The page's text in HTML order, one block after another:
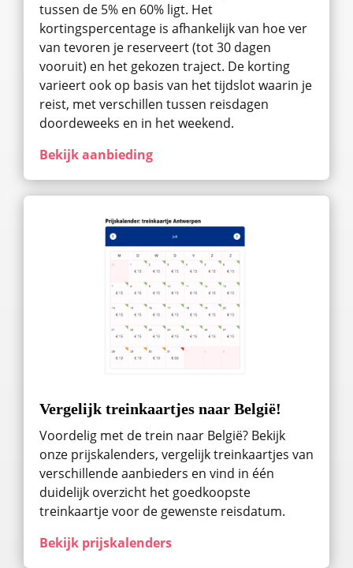
tussen de 5% en 60% ligt. Het
kortingspercentage is afhankelijk van hoe ver
van tevoren je reserveert (tot 30 dagen
vooruit) en het gekozen traject. De korting
varieert ook op basis van het tijdslot waarin je
reist, met verschillen tussen reisdagen
doordeweeks en in het weekend.
Bekijk aanbieding
Vergelijk treinkaartjes naar België!
Voordelig met de trein naar België? Bekijk
onze prijskalenders, vergelijk treinkaartjes van
verschillende aanbieders en vind in één
duidelijk overzicht het goedkoopste
treinkaartje voor de gewenste reisdatum.
Bekijk prijskalenders